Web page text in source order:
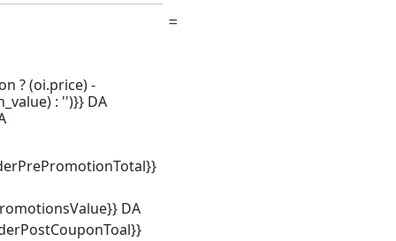
? (oi.price) -
: '')}} DA
DA